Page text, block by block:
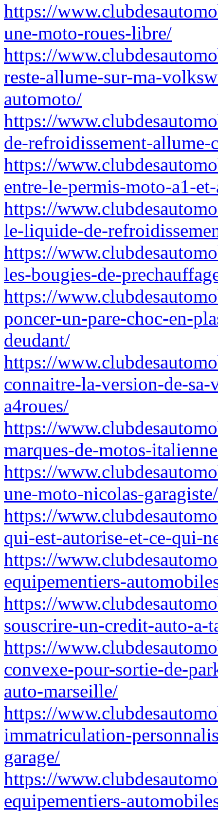
https://
une-moto-roues-libre/
https://
reste-allume-sur-ma-
automoto/
https://
de-refroidissement-allume-
https://
entre-le-permis-moto-a1-
https://
le-liquide-de-
https://
les-bougies-de-
https://
poncer-un-pare-choc-en-
deudant/
https://
connaitre-la-version-de-
a4roues/
https://
marques-de-motos-
https://
une-moto-nicolas-garagiste/
https://
qui-est-autorise-et-ce-qui-
https://
equipementiers-
https://
souscrire-un-credit-auto-a-
https://
convexe-pour-sortie-de-
auto-marseille/
https://
immatriculation-
garage/
https://
equipementiers-